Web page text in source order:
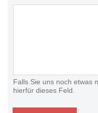
Falls Sie uns noch etwas
hierfür dieses Feld.